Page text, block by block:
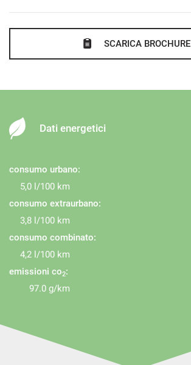
SCARICA BROCHURE
Dati energetici
consumo urbano:
5,0 l/100 km
consumo extraurbano:
3,8 l/100 km
consumo combinato:
4,2 l/100 km
emissioni co2:
97.0 g/km